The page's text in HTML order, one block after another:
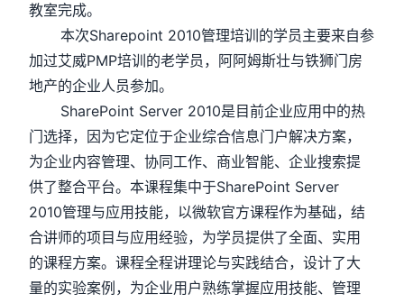
教室完成。
本次Sharepoint 2010管理培训的学员主要来自参
加过艾威PMP培训的老学员，阿阿姆斯壮与铁狮门房
地产的企业人员参加。
SharePoint Server 2010是目前企业应用中的热
门选择，因为它定位于企业综合信息门户解决方案，
为企业内容管理、协同工作、商业智能、企业搜索提
供了整合平台。本课程集中于SharePoint Server
2010管理与应用技能，以微软官方课程作为基础，结
合讲师的项目与应用经验，为学员提供了全面、实用
的课程方案。课程全程讲理论与实践结合，设计了大
量的实验案例，为企业用户熟练掌握应用技能、管理